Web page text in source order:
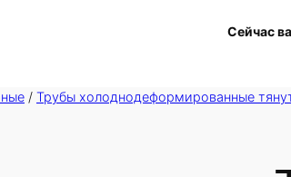
Сейчас
/ Трубы холоднодеформированные